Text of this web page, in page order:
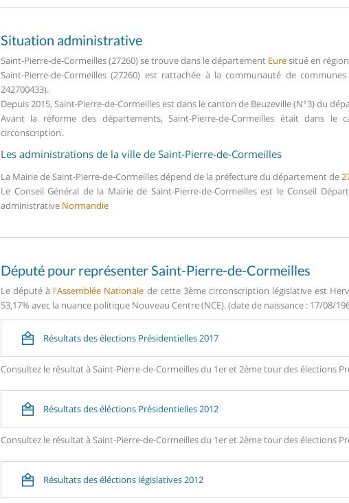
Situation administrative
Saint-Pierre-de-Cormeilles (27260) se trouve dans le département Euresitué en région
Saint-Pierre-de-Cormeilles (27260) est rattachée à la communauté de
242700433).
Depuis 2015, Saint-Pierre-de-Cormeilles est dans le canton de Beuzeville (N°3) du
Avant la réforme des départements, Saint-Pierre-de-Cormeilles était dans le
circonscription.
Les administrations de la ville de Saint-Pierre-de-Cormeilles
La Mairie de Saint-Pierre-de-Cormeilles dépend de la préfecture du département de
Le Conseil Général de la Mairie de Saint-Pierre-de-Cormeilles est le Conseil
administrative Normandie
Député pour représenter Saint-Pierre-de-Cormeilles
Le député à l'Assemblée Nationale de cette 3ème circonscription législative est
53,17% avec la nuance politique Nouveau Centre (NCE). (date de naissance : 17/08/
Résultats des élections Présidentielles 2017
Consultez le résultat à Saint-Pierre-de-Cormeilles du 1er et 2ème tour des élections
Résultats des éléctions Présidentielles 2012
Consultez le résultat à Saint-Pierre-de-Cormeilles du 1er et 2ème tour des élections
Résultats des éléctions législatives 2012